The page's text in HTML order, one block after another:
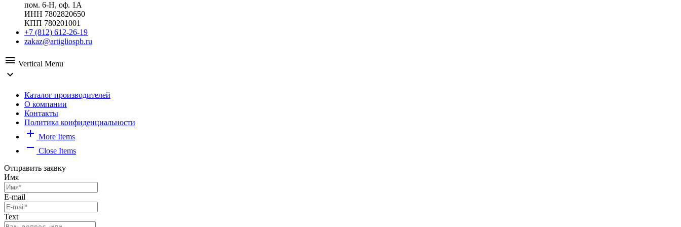
пом. 6-Н, оф. 1А
ИНН 7802820650
КПП 780201001
+7 (812) 612-26-19
zakaz@artigliospb.ru
menu Vertical Menu
expand_more
Каталог производителей
О компании
Контакты
Политика конфиденциальности
add More Items
remove Close Items
Отправить заявку
Имя
E-mail
Text